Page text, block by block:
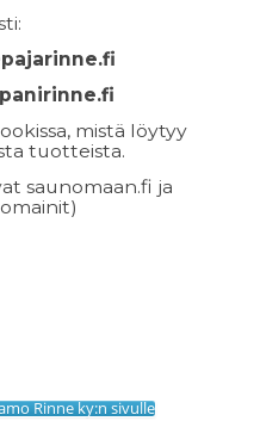
mistä löytyy
tuotteista.
saunomaan.fi ja
Rinne ky:n sivulle